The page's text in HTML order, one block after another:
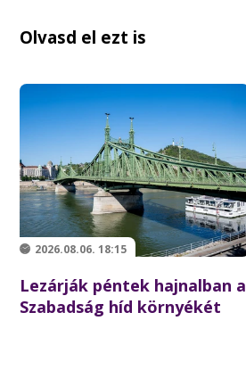
Olvasd el ezt is
2026.08.06. 18:15
Lezárják péntek hajnalban a
Szabadság híd környékét